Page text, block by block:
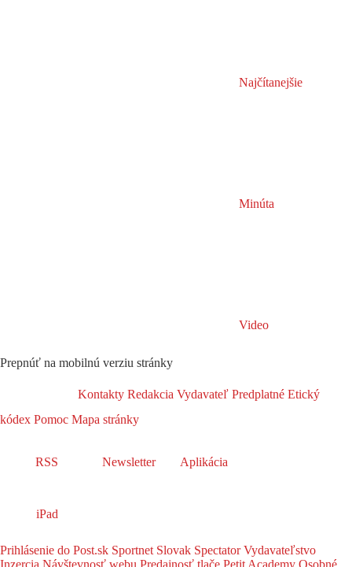
Najčítanejšie
Minúta
Video
Prepnúť na mobilnú verziu stránky
Kontakty Redakcia Vydavateľ Predplatné Etický
kódex Pomoc Mapa stránky
RSS Newsletter Aplikácia
iPad
Prihlásenie do Post.sk Sportnet Slovak SpectatorVydavateľstvo
Inzercia Návštevnosť webu Predajnosť tlače Petit Academy Osobné